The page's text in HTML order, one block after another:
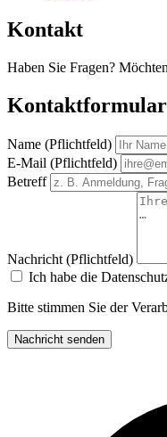
Kontakt
Haben Sie Fragen?
Kontaktformular
Name (Pflichtfeld)
E-Mail (Pflichtfeld)
Betreff
Nachricht (Pflichtfeld)
Ich habe die
Bitte stimmen Sie der
Nachricht senden